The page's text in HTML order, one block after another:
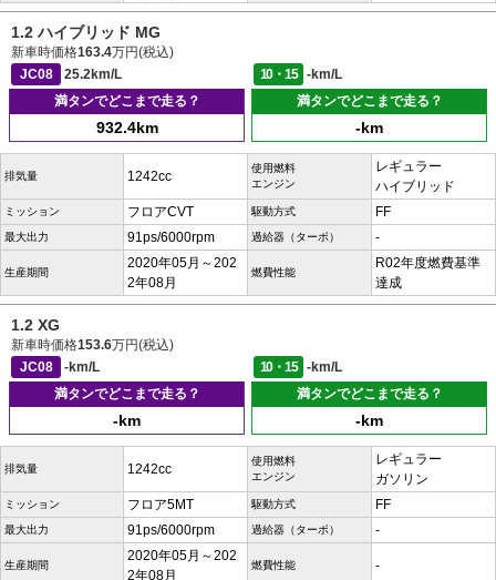
1.2 ハイブリッド MG
新車時価格163.4万円(税込)
JC08
25.2km/L 10・15
-km/L
満タンでどこまで走る？
932.4km
満タンでどこまで走る？
-km
排気量 1242cc
使用燃料
エンジン
レギュラー
ハイブリッド
ミッション フロアCVT 駆動方式 FF
最大出力 91ps/6000rpm 過給器（ターボ） -
生産期間
2020年05月～202
2年08月
燃費性能
R02年度燃費基準
達成
1.2 XG
新車時価格153.6万円(税込)
JC08
-km/L 10・15
-km/L
満タンでどこまで走る？
-km
満タンでどこまで走る？
-km
排気量 1242cc
使用燃料
エンジン
レギュラー
ガソリン
ミッション フロア5MT 駆動方式 FF
最大出力 91ps/6000rpm 過給器（ターボ） -
生産期間
2020年05月～202
2年08月
燃費性能 -